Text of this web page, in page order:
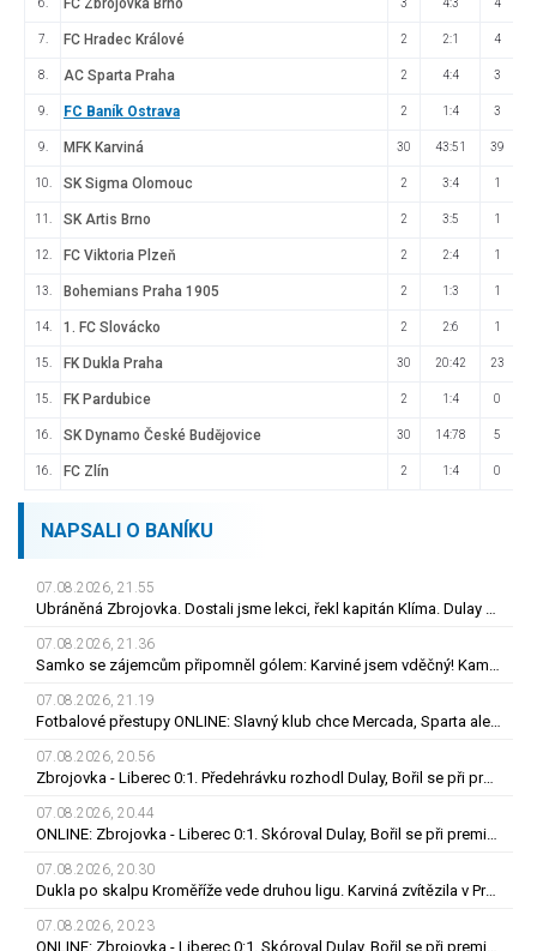
6. FC Zbrojovka Brno 3 4:3 4
7. FC Hradec Králové 2 2:1 4
8. AC Sparta Praha 2 4:4 3
9. FC Baník Ostrava 2 1:4 3
9. MFK Karviná 30 43:51 39
10. SK Sigma Olomouc 2 3:4 1
11. SK Artis Brno 2 3:5 1
12. FC Viktoria Plzeň 2 2:4 1
13. Bohemians Praha 1905 2 1:3 1
14. 1. FC Slovácko 2 2:6 1
15. FK Dukla Praha 30 20:42 23
15. FK Pardubice 2 1:4 0
16. SK Dynamo České Budějovice 30 14:78 5
16. FC Zlín 2 1:4 0
NAPSALI O BANÍKU
07.08.2026, 21.55
Ubráněná Zbrojovka. Dostali jsme lekci, řekl kapitán Klíma. Dulay překonal kamaráda
07.08.2026, 21.36
Samko se zájemcům připomněl gólem: Karviné jsem vděčný! Kam může odejít Štorman?
07.08.2026, 21.19
Fotbalové přestupy ONLINE: Slavný klub chce Mercada, Sparta ale měla nabídku odmítnout
07.08.2026, 20.56
Zbrojovka - Liberec 0:1. Předehrávku rozhodl Dulay, Bořil se při premiéře za Slovan zranil
07.08.2026, 20.44
ONLINE: Zbrojovka - Liberec 0:1. Skóroval Dulay, Bořil se při premiéře za Slovan zranil
07.08.2026, 20.30
Dukla po skalpu Kroměříže vede druhou ligu. Karviná zvítězila v Prostějově, remíza Ústí
07.08.2026, 20.23
ONLINE: Zbrojovka - Liberec 0:1. Skóroval Dulay, Bořil se při premiéře za Slovan zranil